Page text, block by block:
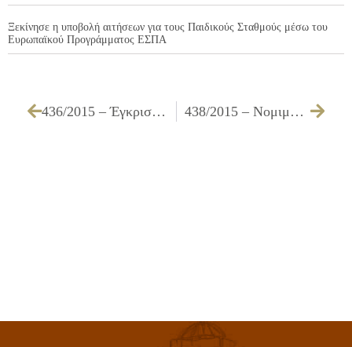
Ξεκίνησε η υποβολή αιτήσεων για τους Παιδικούς Σταθμούς μέσω του
Ευρωπαϊκού Προγράμματος ΕΣΠΑ
436/2015 – Έγκριση πίστωσης ποσού 174.587,73 € για κάλυψη λειτουργικών δαπανών των σχολείων της Πρωτοβάθμιας & Δευτεροβάθμιας Εκπαίδευσης 438/2015 – Νομιμοποίηση δαπανών και απαλλαγή υπολόγου διαχείρισης παγίας προκαταβολής οικονομικού έτους 2015